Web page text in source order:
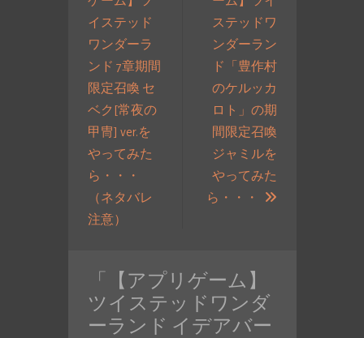
イステッド
ワンダーラ
ンド 7章期間
限定召喚 セ
ベク[常夜の
甲冑] ver.を
やってみた
ら・・・
（ネタバレ
注意）
投
稿:
ステッドワ
ンダーラン
ド「豊作村
のケルッカ
ロト」の期
間限定召喚
ジャミルを
やってみた
ら・・・
次
「
【アプリゲーム】
ツイステッドワンダ
ーランド イデアバー